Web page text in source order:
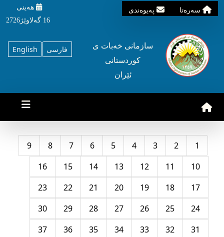
سه‌ره‌تا په‌یوه‌ندی
هه‌ینی
16 گه‌لاوێژ2726
English فارسی
سازمانی خه‌بات ی
کوردستانی
ئێران
1
2
3
4
5
6
7
8
9
10
11
12
13
14
15
16
17
18
19
20
21
22
23
24
25
26
27
28
29
30
31
32
33
34
35
36
37